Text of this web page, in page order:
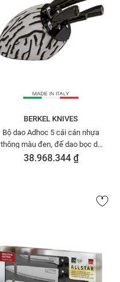
BERKEL KNIVES
Bộ dao Adhoc 5 cái cán nhựa
thông màu đen, đế dao bọc da
ngựa màu nâu
38.968.344 ₫